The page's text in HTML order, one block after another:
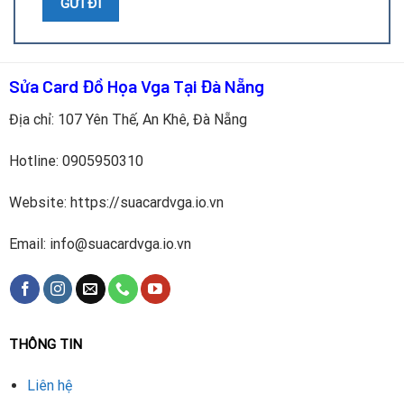
Những dấu hiệu này cho thấy card cần được kiểm tra và
Quy trình sửa chữa tại Repair Card Vga
đội ngũ kỹ thuật viên giàu kinh nghiệm và trang thiết bị
Thay thế tụ điện mới chính hãng, đúng thông số kỹ
thuật.
Test hiệu năng bằng các phần mềm chuyên dụng.
Hoàn tất sửa chữa và bàn giao cho khách hàng kèm bảo
Sửa Card Đồ Họa Vga Tại Đà Nẵng
Địa chỉ: 107 Yên Thế, An Khê, Đà Nẵng
Hotline: 0905950310
Website: https://suacardvga.io.vn
Email: info@suacardvga.io.vn
THÔNG TIN
Liên hệ